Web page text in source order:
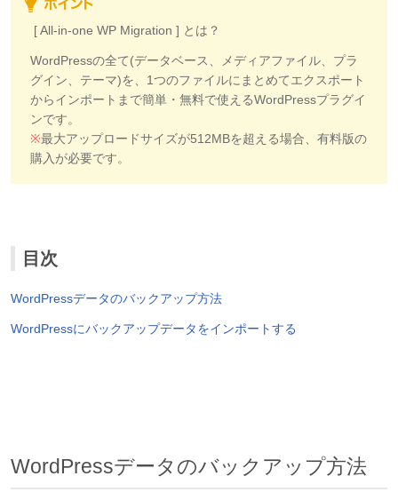
[ All-in-one WP Migration ] とは？
WordPressの全て(データベース、メディアファイル、プラ
グイン、テーマ)を、1つのファイルにまとめてエクスポート
からインポートまで簡単・無料で使えるWordPressプラグイ
ンです。
※最大アップロードサイズが512MBを超える場合、有料版の
購入が必要です。
目次
WordPressデータのバックアップ方法
WordPressにバックアップデータをインポートする
WordPressデータのバックアップ方法